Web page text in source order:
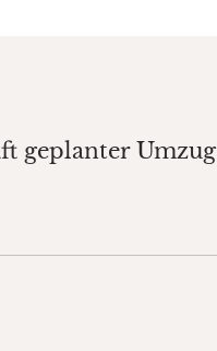
geplanter Umzug